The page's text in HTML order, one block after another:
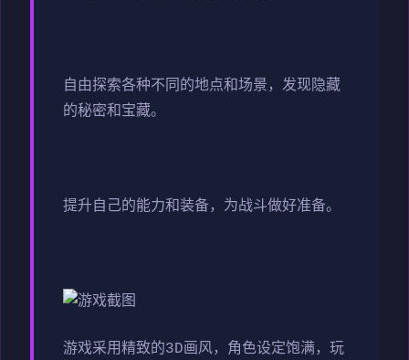
自由探索各种不同的地点和场景，发现隐藏
的秘密和宝藏。
提升自己的能力和装备，为战斗做好准备。
游戏采用精致的3D画风，角色设定饱满，玩